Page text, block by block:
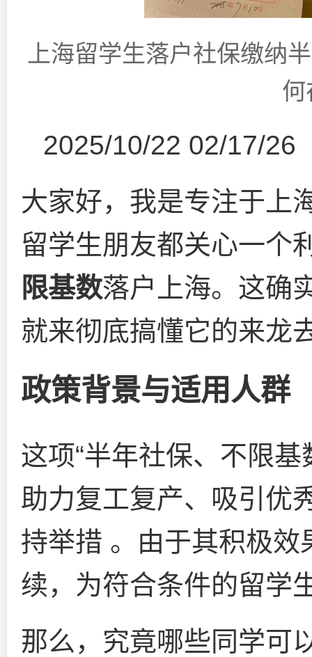
上海留学生落户社保缴纳
何
2025/10/22 02/17/26
大家好，我是专注于上
留学生朋友都关心一个
限基数落户上海。这确
就来彻底搞懂它的来龙
政策背景与适用人群
这项“半年社保、不限
助力复工复产、吸引优
持举措 。由于其积极
续，为符合条件的留学
那么，究竟哪些同学可